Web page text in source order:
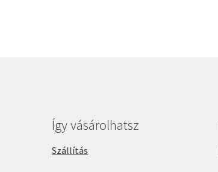
Így vásárolhatsz
Szállítás